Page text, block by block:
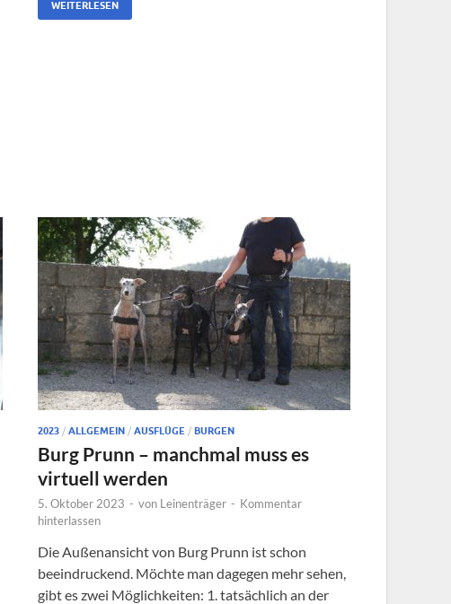
WEITERLESEN
2023 / ALLGEMEIN / AUSFLÜGE / BURGEN
Burg Prunn – manchmal muss es
virtuell werden
5. Oktober 2023 - von Leinenträger - Kommentar
hinterlassen
Die Außenansicht von Burg Prunn ist schon
beeindruckend. Möchte man dagegen mehr sehen,
gibt es zwei Möglichkeiten: 1. tatsächlich an der